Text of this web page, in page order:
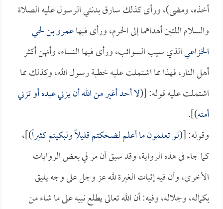
أخذه، ومضى)، ورأى كذلك سارق بدنتي الرسول عليه الصلاة
والسلام اللتين أهداهما إلى الحرم، ورأى فيهاعمرو بن لحي
الخزاعيالذي سيب السوائب، ورأى فيها النساء، وأنهن أكثر
أهل النار، فهذا مما اشتملت عليه خطبة رسول الله، وكذلك مما
اشتملت عليه قوله: [(لا أحد أغير من الله أن يزني عبده أو تزني
أمته)].
وقوله: [(لو تعلمون ما أعلم لضحكتم قليلاً ولبكيتم كثيراً)]،
كما جاء في هذه الرواية، وقد سبق أن مر في بعض الروايات
الأخرى، وأن فيه إثبات الغيرة لله عز وجل على وجه يليق
بكماله، وجلاله، وفيه: أن الله تعالى يطلع نبيه على ما شاء من